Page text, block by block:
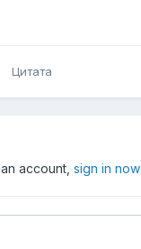
Цитата
account, sign in now